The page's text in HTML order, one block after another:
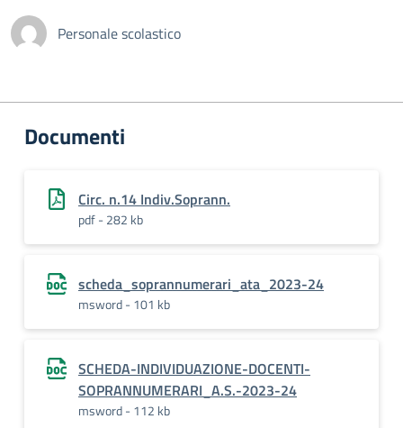
Personale scolastico
Documenti
Circ. n.14 Indiv.Soprann.
pdf - 282 kb
scheda_soprannumerari_ata_2023-24
msword - 101 kb
SCHEDA-INDIVIDUAZIONE-DOCENTI-
SOPRANNUMERARI_A.S.-2023-24
msword - 112 kb